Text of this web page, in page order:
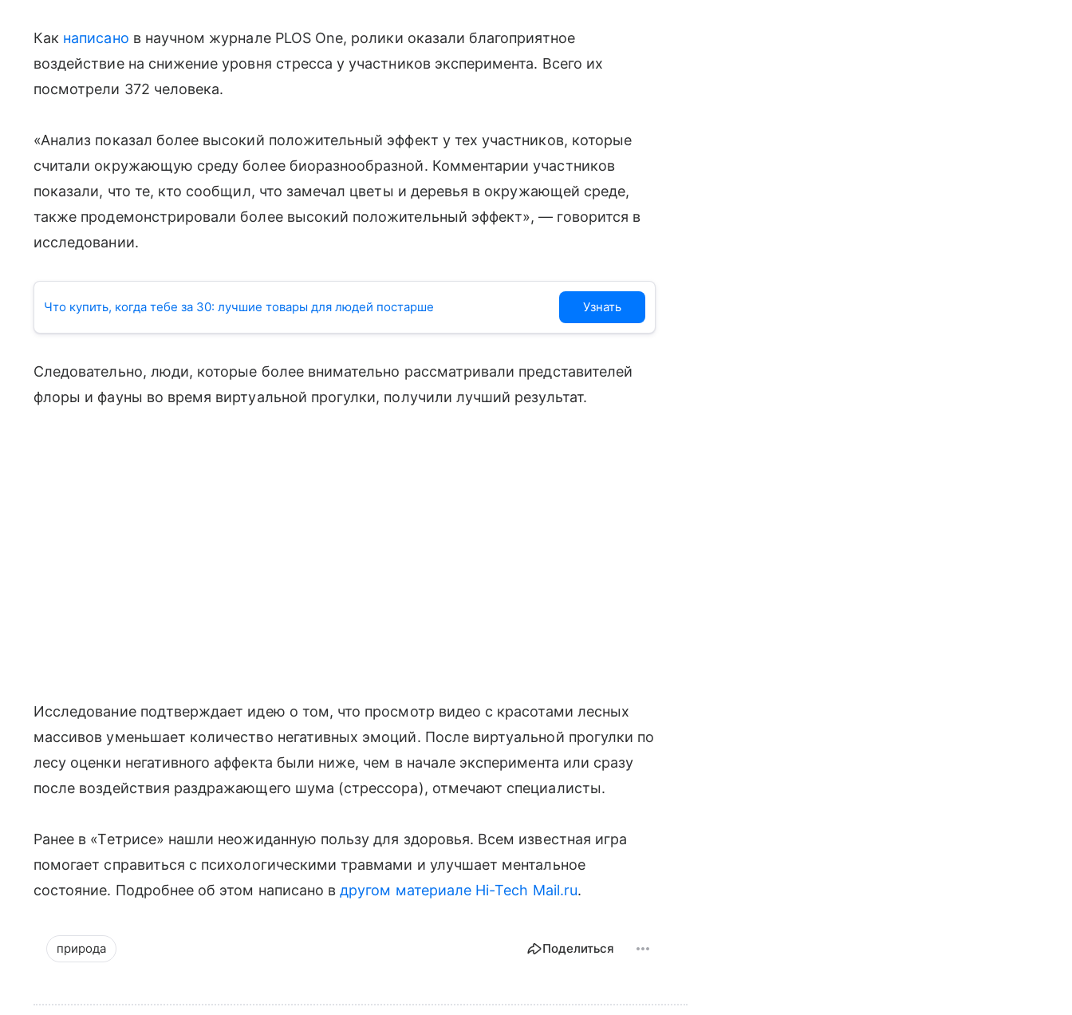
Как написано в научном журнале PLOS One, ролики оказали благоприятное
воздействие на снижение уровня стресса у участников эксперимента. Всего их
посмотрели 372 человека.
«Анализ показал более высокий положительный эффект у тех участников, которые
считали окружающую среду более биоразнообразной. Комментарии участников
показали, что те, кто сообщил, что замечал цветы и деревья в окружающей среде,
также продемонстрировали более высокий положительный эффект», — говорится в
исследовании.
Что купить, когда тебе за 30: лучшие товары для людей постарше Узнать
Следовательно, люди, которые более внимательно рассматривали представителей
флоры и фауны во время виртуальной прогулки, получили лучший результат.
Исследование подтверждает идею о том, что просмотр видео с красотами лесных
массивов уменьшает количество негативных эмоций. После виртуальной прогулки по
лесу оценки негативного аффекта были ниже, чем в начале эксперимента или сразу
после воздействия раздражающего шума (стрессора), отмечают специалисты.
Ранее в «Тетрисе» нашли неожиданную пользу для здоровья. Всем известная игра
помогает справиться с психологическими травмами и улучшает ментальное
состояние. Подробнее об этом написано вдругом материале Hi-Tech Mail.ru.
природа Поделиться